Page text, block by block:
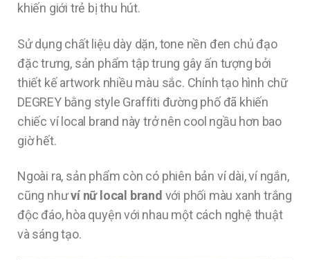
khiến giới trẻ bị thu hút.
Sử dụng chất liệu dày dặn, tone nền đen chủ đạo
đặc trưng, sản phẩm tập trung gây ấn tượng bởi
thiết kế artwork nhiều màu sắc. Chính tạo hình chữ
DEGREY bằng style Graffiti đường phố đã khiến
chiếc ví local brand này trở nên cool ngầu hơn bao
giờ hết.
Ngoài ra, sản phẩm còn có phiên bản ví dài, ví ngắn,
cũng nhưví nữ local brand với phối màu xanh trắng
độc đáo, hòa quyện với nhau một cách nghệ thuật
và sáng tạo.